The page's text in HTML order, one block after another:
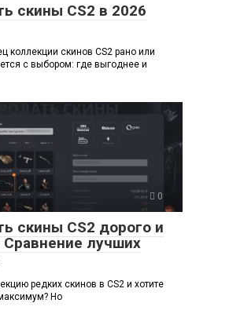
скины CS2 в 2026
коллекции скинов CS2 рано или
с выбором: где выгоднее и
0
скины CS2 дорого и
Сравнение лучших
редких скинов в CS2 и хотите
Но